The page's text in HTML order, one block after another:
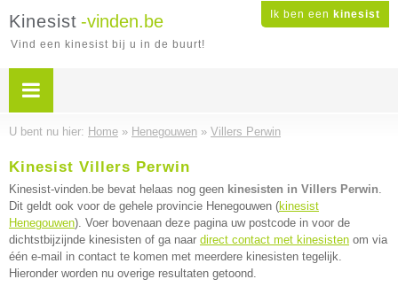
Ik ben een kinesist
Kinesist -vinden.be
Vind een kinesist bij u in de buurt!
U bent nu hier: Home » Henegouwen » Villers Perwin
Kinesist Villers Perwin
Kinesist-vinden.be bevat helaas nog geen kinesisten in Villers Perwin.
Dit geldt ook voor de gehele provincie Henegouwen (kinesist
Henegouwen). Voer bovenaan deze pagina uw postcode in voor de
dichtstbijzijnde kinesisten of ga naar direct contact met kinesisten om via
één e-mail in contact te komen met meerdere kinesisten tegelijk.
Hieronder worden nu overige resultaten getoond.